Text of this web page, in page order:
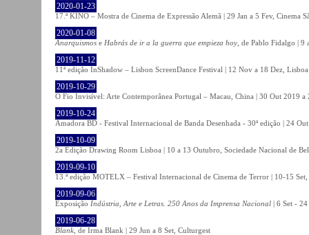
2020-01-23
17.ª KINO – Mostra de Cinema de Expressão Alemã | 29 Jan a 5 Fev, Cinema
2020-01-08
Anarquismos e Habrás de ir a la guerra que empieza hoy , de Pablo Fidalgo |
2019-11-12
11ª edição InShadow – Lisbon ScreenDance Festival | 12 Nov a 18 Dez, Lisboa
2019-10-29
O Fio Invisível: Arte Contemporânea Portugal – Macau, China | 30 Out 2019
2019-10-24
Amadora BD - Festival Internacional de Banda Desenhada - 30ª edição | 24
2019-10-09
2a Edição Drawing Room Lisboa | 10 a 13 Outubro, Sociedade Nacional de
2019-09-10
13.ª edição MOTELX – Festival Internacional de Cinema de Terror | 10-15
2019-09-06
Exposição Indústria, Arte e Letras. 250 Anos da Imprensa Nacional | 6 Set -
2019-06-28
Blank , de Irma Blank | 29 Jun a 8 Set, Culturgest